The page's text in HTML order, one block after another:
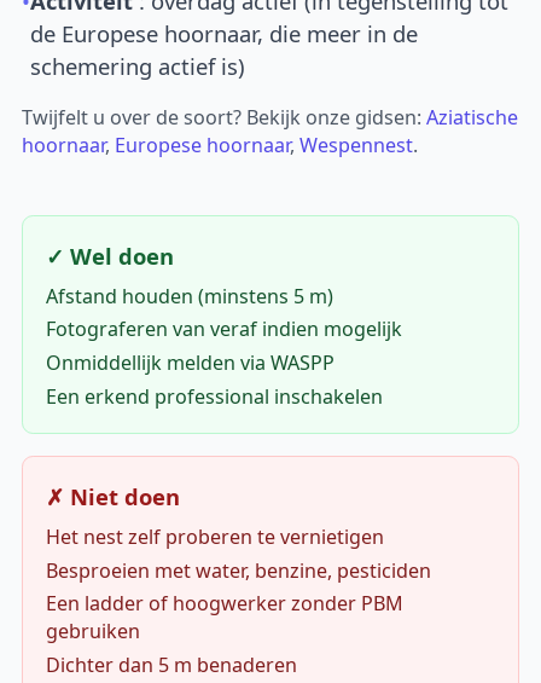
de Europese hoornaar, die meer in de
schemering actief is)
Twijfelt u over de soort? Bekijk onze gidsen:Aziatische
hoornaar, Europese hoornaar,Wespennest.
✓ Wel doen
Afstand houden (minstens 5 m)
Fotograferen van veraf indien mogelijk
Onmiddellijk melden via WASPP
Een erkend professional inschakelen
✗ Niet doen
Het nest zelf proberen te vernietigen
Besproeien met water, benzine, pesticiden
Een ladder of hoogwerker zonder PBM
gebruiken
Dichter dan 5 m benaderen